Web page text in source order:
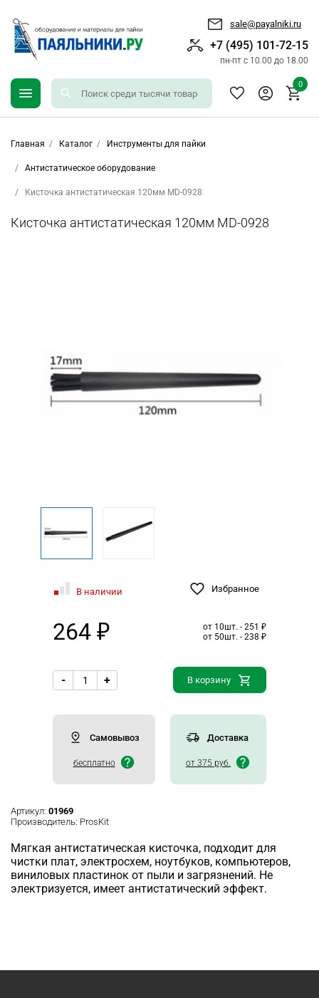
sale@payalniki.ru
+7 (495) 101-72-15
пн-пт с 10.00 до 18.00
0
Главная Каталог Инструменты для пайки
Антистатическое оборудование
Кисточка антистатическая 120мм MD-0928
Кисточка антистатическая 120мм MD-0928
В наличии Избранное
264 ₽
от 10шт. - 251 ₽
от 50шт. - 238 ₽
- + В корзину
Самовывоз
бесплатно
Доставка
от 375 руб.
Артикул: 01969
Производитель: ProsKit
Мягкая антистатическая кисточка, подходит для
чистки плат, электросхем, ноутбуков, компьютеров,
виниловых пластинок от пыли и загрязнений. Не
электризуется, имеет антистатический эффект.